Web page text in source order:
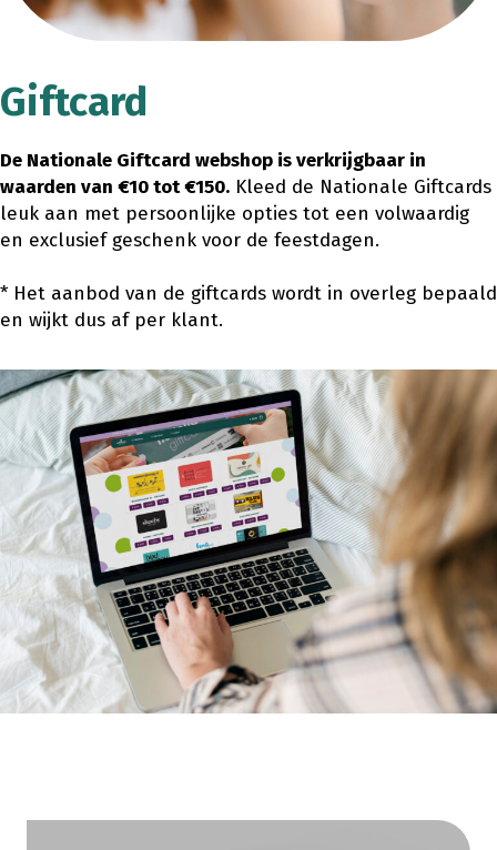
Giftcard
De Nationale Giftcard webshop is verkrijgbaar in
waarden van €10 tot €150. Kleed de Nationale Giftcards
leuk aan met persoonlijke opties tot een volwaardig
en exclusief geschenk voor de feestdagen.
* Het aanbod van de giftcards wordt in overleg bepaald
en wijkt dus af per klant.